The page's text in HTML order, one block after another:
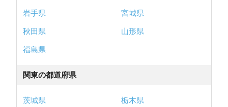
岩手県
宮城県
秋田県
山形県
福島県
関東の都道府県
茨城県
栃木県